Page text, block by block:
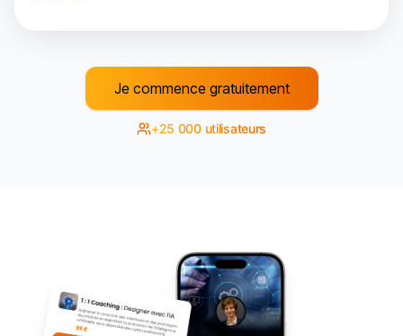
Je commence gratuitement
+25 000 utilisateurs